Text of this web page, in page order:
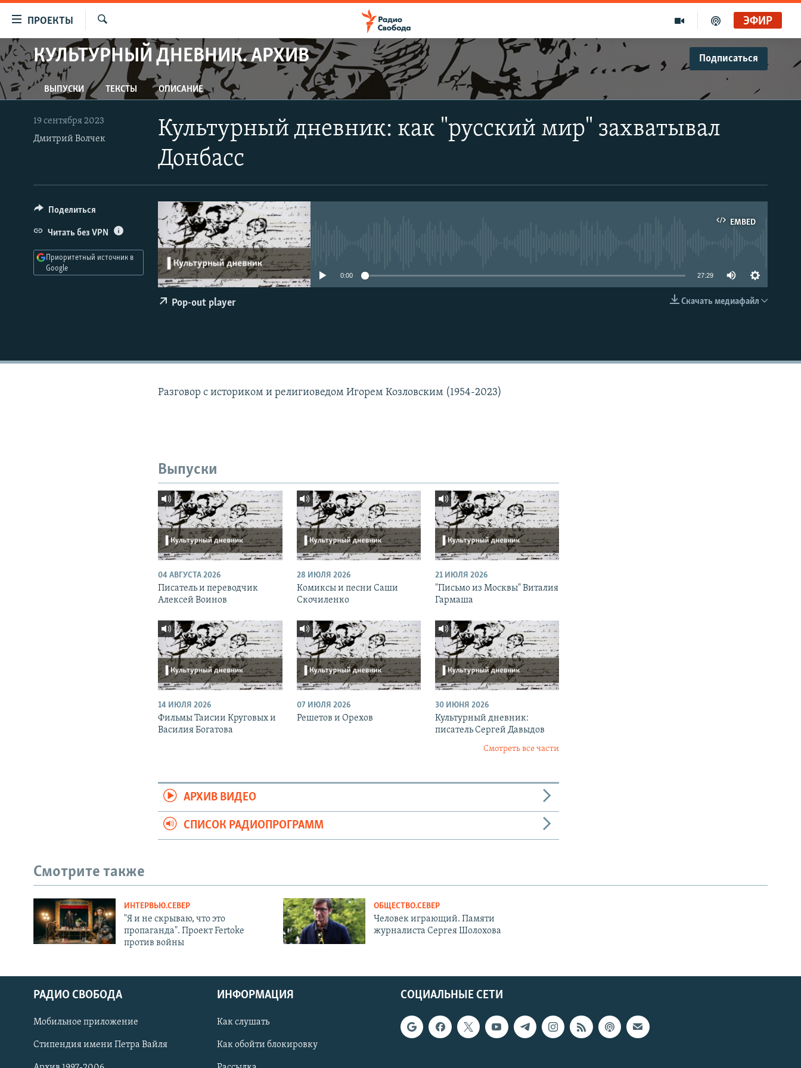
упрощенного
доступа
Вернуться
к
основному
содержанию
Вернутся
ПРОЕКТЫ
ПРОГРАММЫ
ПОДКАСТЫ
АВТОРСКИЕ ПРОЕКТЫ
ЦИТАТЫ СВОБОДЫ
МНЕНИЯ
IDEL.РЕАЛИИ
КАВКАЗ.РЕАЛИИ
СЕВЕР.РЕАЛИИ
СИБИРЬ.РЕАЛИИ
РАСПИСАНИЕ ВЕЩАНИЯ
СОЦИАЛЬНЫЕ СЕТИ
Искать
ЭФИР
КУЛЬТУРНЫЙ ДНЕВНИК. АРХИВ Подписаться
ВЫПУСКИ ТЕКСТЫ ОПИСАНИЕ
Культурный дневник: как "русский мир" захватывал
Донбасс
19 сентября 2023
Дмитрий Волчек
EMBED
EMBED
0:00 27:29
Скачать медиафайл
Pop-out player
Поделиться
Читать без VPN
Приоритетный источник в
Google
Разговор с историком и религиоведом Игорем Козловским (1954-2023)
Выпуски
04 АВГУСТА 2026
Писатель и переводчик
Алексей Воинов
28 ИЮЛЯ 2026
Комиксы и песни Саши
Скочиленко
21 ИЮЛЯ 2026
"Письмо из Москвы" Виталия
Гармаша
14 ИЮЛЯ 2026
Фильмы Таисии Круговых и
Василия Богатова
07 ИЮЛЯ 2026
Решетов и Орехов
30 ИЮНЯ 2026
Культурный дневник:
писатель Сергей Давыдов
Смотреть все части
АРХИВ ВИДЕО
СПИСОК РАДИОПРОГРАММ
Смотрите также
ИНТЕРВЬЮ.СЕВЕР
"Я и не скрываю, что это
пропаганда". Проект Fertoke
против войны
ОБЩЕСТВО.СЕВЕР
Человек играющий. Памяти
журналиста Сергея Шолохова
СОЦИАЛЬНЫЕ СЕТИ
РАДИО СВОБОДА
Мобильное приложение
Стипендия имени Петра Вайля
ИНФОРМАЦИЯ
Как слушать
Как обойти блокировку